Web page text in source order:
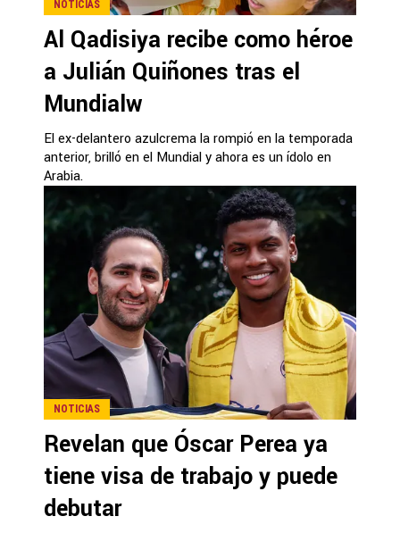
NOTICIAS
Al Qadisiya recibe como héroe
a Julián Quiñones tras el
Mundialw
El ex-delantero azulcrema la rompió en la temporada
anterior, brilló en el Mundial y ahora es un ídolo en
Arabia.
NOTICIAS
Revelan que Óscar Perea ya
tiene visa de trabajo y puede
debutar